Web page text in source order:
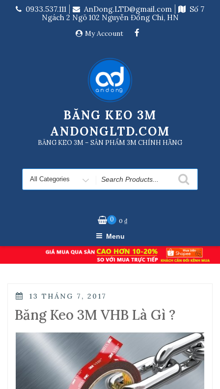
0933.537.111 AnDong.LTD@gmail.com
Số 7
Ngách 2 Ngõ 102 Nguyễn Đổng Chi, HN
My Account
BĂNG KEO 3M
ANDONGLTD.COM
BĂNG KEO 3M – SẢN PHẨM 3M CHÍNH HÃNG
Search
for
0 0₫
Menu
POSTED
13 THÁNG 7, 2017
Băng Keo 3M VHB Là Gì ?